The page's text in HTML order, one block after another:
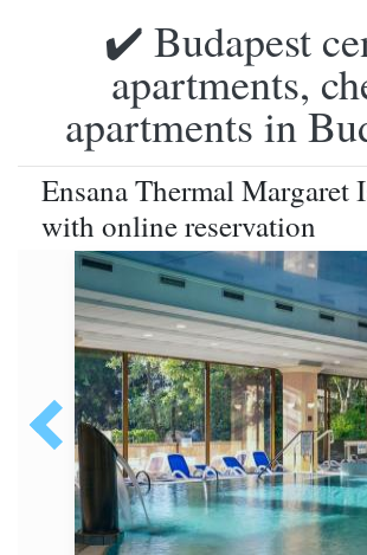
✔️ Budapest
apartments,
apartments in
Ensana Thermal Margaret
with online reservation